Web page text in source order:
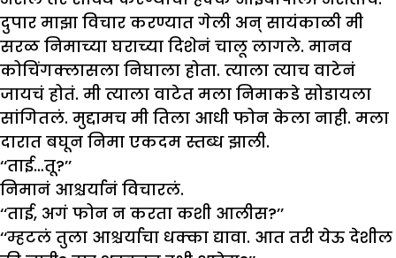
दुपार माझा विचार करण्यात गेली अन् सायंकाळी मी
सरळ निमाच्या घराच्या दिशेनं चालू लागले. मानव
कोचिंगक्लासला निघाला होता. त्याला त्याच वाटेनं
जायचं होतं. मी त्याला वाटेत मला निमाकडे सोडायला
सांगितलं. मुद्दामच मी तिला आधी फोन केला नाही. मला
दारात बघून निमा एकदम स्तब्ध झाली.
‘‘ताई…तू?’’
निमानं आश्चर्यानं विचारलं.
‘‘ताई, अगं फोन न करता कशी आलीस?’’
‘‘म्हटलं तुला आश्चर्याचा धक्का द्यावा. आत तरी येऊ देशील